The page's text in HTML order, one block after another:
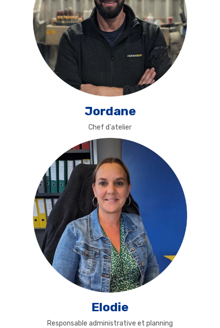
Jordane
Chef d'atelier
Elodie
Responsable administrative et planning